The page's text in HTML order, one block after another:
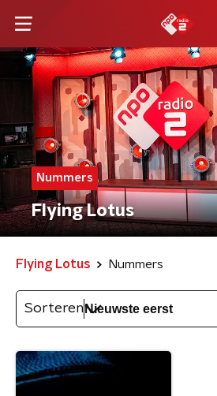
Nummers
Flying Lotus
Flying Lotus Nummers
Sorteren